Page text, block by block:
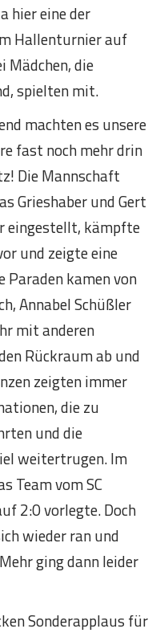
hier eine der
Hallenturnier auf
Mädchen, die
spielten mit.
machten es unsere
fast noch mehr drin
Die Mannschaft
Grieshaber und Gert
eingestellt, kämpfte
und zeigte eine
Paraden kamen von
Annabel Schüßler
mit anderen
Rückraum ab und
zeigten immer
die zu
und die
weitertrugen. Im
Team vom SC
2:0 vorlegte. Doch
wieder ran und
ging dann leider
Sonderapplaus für